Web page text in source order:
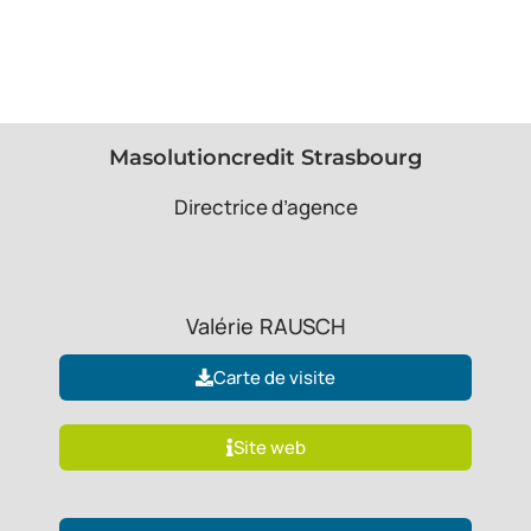
Masolutioncredit Strasbourg
Directrice d’agence
Valérie RAUSCH
Carte de visite
Site web